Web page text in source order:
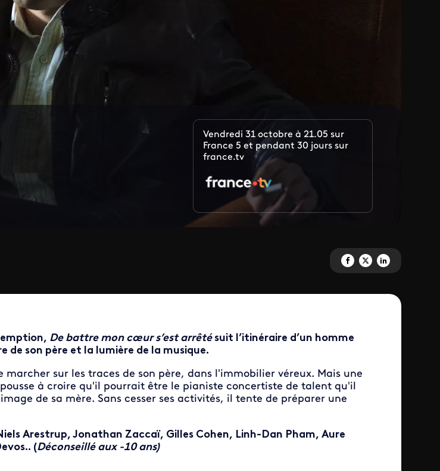
Vendredi 31 octobre à 21.05 sur
France 5 et pendant 30 jours sur
france.tv
Partagez 'De battre mon cœur
Partagez 'De battre
Partagez 'De
De battre mon cœur s’est arrêtésuit l’itinéraire d’un homme
de son père et la lumière de la musique.
marcher sur les traces de son père, dans l'immobilier véreux. Mais une
à croire qu'il pourrait être le pianiste concertiste de talent qu'il
de sa mère. Sans cesser ses activités, il tente de préparer une
Arestrup, Jonathan Zaccaï, Gilles Cohen, Linh-Dan Pham, Aure
(Déconseillé aux -10 ans)